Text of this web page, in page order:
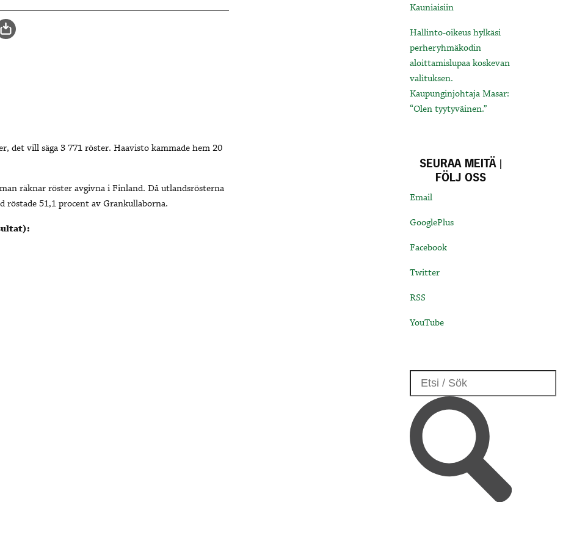
det vill säga 3 771 röster. Haavisto kammade hem 20
räknar röster avgivna i Finland. Då utlandsrösterna
röstade 51,1 procent av Grankullaborna.
Kauniaisiin
Hallinto-oikeus hylkäsi
perheryhmäkodin
aloittamislupaa koskevan
valituksen.
Kaupunginjohtaja Masar:
“Olen tyytyväinen.”
SEURAA MEITÄ |
FÖLJ OSS
Email
GooglePlus
Facebook
Twitter
RSS
YouTube